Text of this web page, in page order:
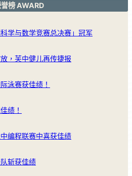
誉榜 AWARD
学与数学竞赛总决赛」冠军
，芙中健儿再传捷报
泳赛获佳绩！
绩！
编程联赛中喜获佳绩
斩获佳绩